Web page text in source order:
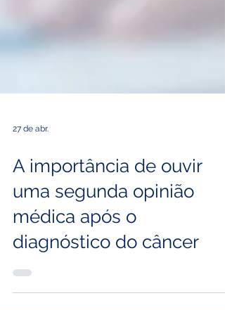
27 de abr.
A importância de ouvir
uma segunda opinião
médica após o
diagnóstico do câncer